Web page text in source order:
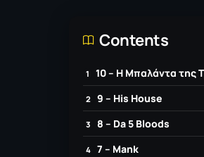
Contents
10 – Η Μπαλάντα της
9 – His House
8 – Da 5 Bloods
7 – Mank